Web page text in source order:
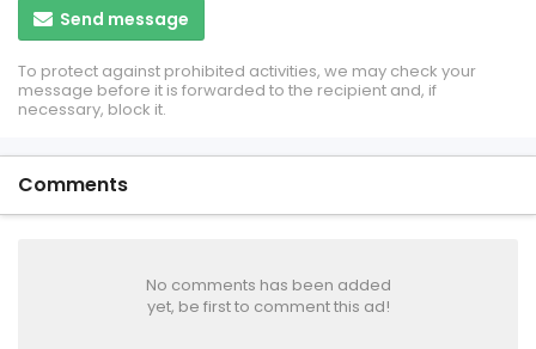
Send message
To protect against prohibited activities, we may check your
message before it is forwarded to the recipient and, if
necessary, block it.
Comments
No comments has been added
yet, be first to comment this ad!